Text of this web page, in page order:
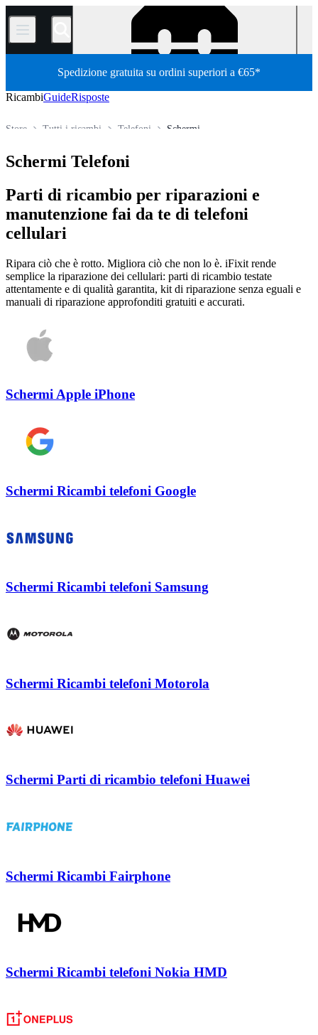
/
Spedizione gratuita su ordini superiori a €65*
RicambiGuideRisposte
Schermi
Telefoni
Tutti i ricambi
Store
Schermi Telefoni
Parti di ricambio per riparazioni e
manutenzione fai da te di telefoni
cellulari
Ripara ciò che è rotto. Migliora ciò che non lo è. iFixit rende
semplice la riparazione dei cellulari: parti di ricambio testate
attentamente e di qualità garantita, kit di riparazione senza eguali e
manuali di riparazione approfonditi gratuiti e accurati.
Schermi Apple iPhone
Schermi Ricambi telefoni Google
Schermi Ricambi telefoni Samsung
Schermi Ricambi telefoni Motorola
Schermi Parti di ricambio telefoni Huawei
Schermi Ricambi Fairphone
Schermi Ricambi telefoni Nokia HMD